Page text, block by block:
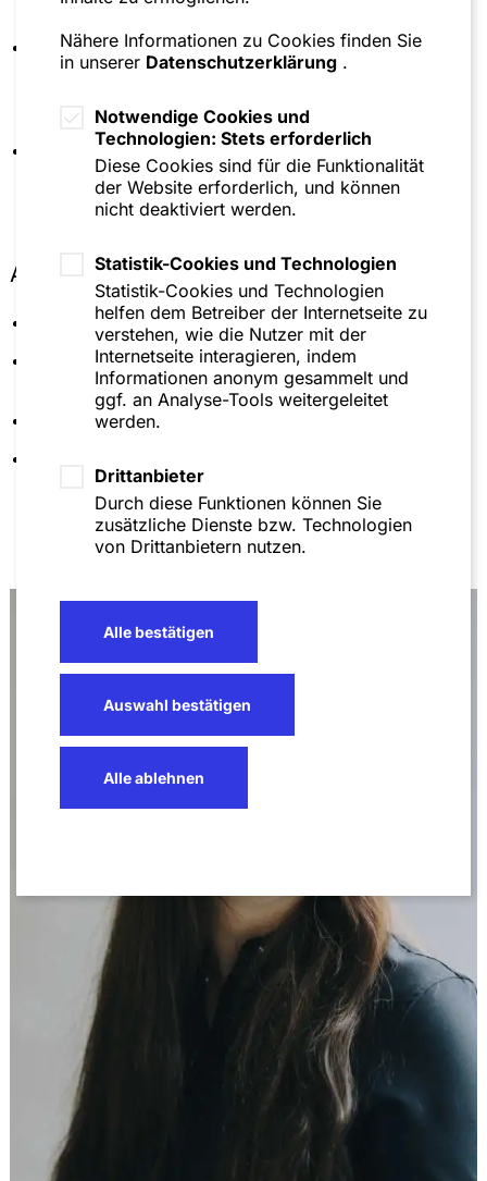
Nähere Informationen zu Cookies finden Sie
in unserer Datenschutzerklärung .
Notwendige Cookies und
Technologien: Stets erforderlich
Diese Cookies sind für die Funktionalität
der Website erforderlich, und können
nicht deaktiviert werden.
Statistik-Cookies und Technologien
Statistik-Cookies und Technologien
helfen dem Betreiber der Internetseite zu
verstehen, wie die Nutzer mit der
Internetseite interagieren, indem
Informationen anonym gesammelt und
ggf. an Analyse-Tools weitergeleitet
werden.
Drittanbieter
Durch diese Funktionen können Sie
zusätzliche Dienste bzw. Technologien
von Drittanbietern nutzen.
Alle bestätigen
Auswahl bestätigen
Alle ablehnen
Regionalnetzwerks Rhein/Main/Neckar
Programmbeirat für den Minor
Betriebswirtschaftslehre an der Leuphana
Studienprogramms
Lehrbeauftragte des Start-Up Port
Gründungscamps in Zusammenarbeit mit der
Leuphana Universität Lüneburg und TU Hamburg-
Harburg
Ausbildung
Steuerberaterin, Steuerberaterkammer Hessen
Universität Lüneburg (Diplom Kauffrau Dr. rer.
pol.)
Universidad de Salamanca